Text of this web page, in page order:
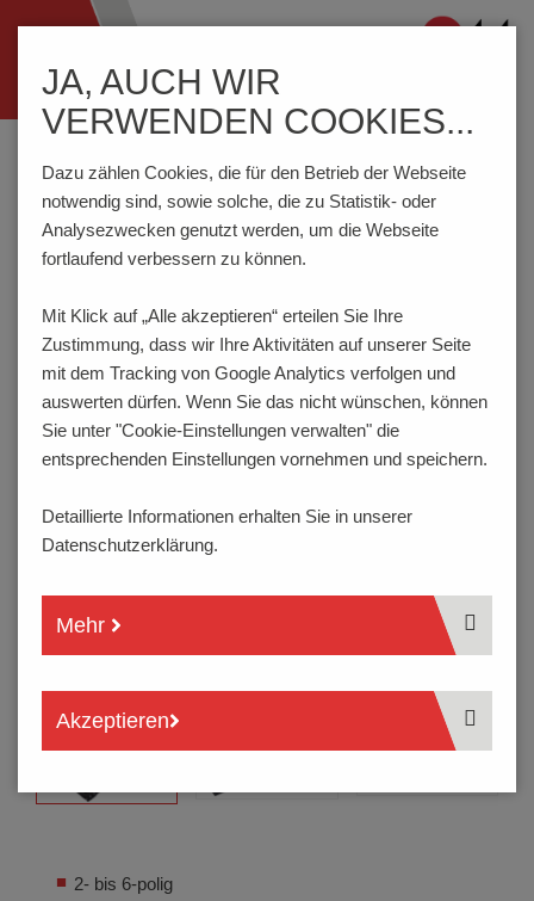
ein-/ausblenden
Home Komponenten
Anschlusstechnik
STL950/..F-5.0-V-P2.6-BK-HT (Tape-on-Reel)
STL950/..F-5.0-V-P2.6-BK-
HT
2- bis 6-polig
JA, AUCH WIR
VERWENDEN COOKIES...
Dazu zählen Cookies, die für den Betrieb der Webseite
notwendig sind, sowie solche, die zu Statistik- oder
Analysezwecken genutzt werden, um die Webseite
fortlaufend verbessern zu können.
Mit Klick auf „Alle akzeptieren“ erteilen Sie Ihre
Zustimmung, dass wir Ihre Aktivitäten auf unserer Seite
mit dem Tracking von Google Analytics verfolgen und
auswerten dürfen. Wenn Sie das nicht wünschen, können
Sie unter "Cookie-Einstellungen verwalten" die
entsprechenden Einstellungen vornehmen und speichern.
Detaillierte Informationen erhalten Sie in unserer
Datenschutzerklärung.
Mehr
Akzeptieren